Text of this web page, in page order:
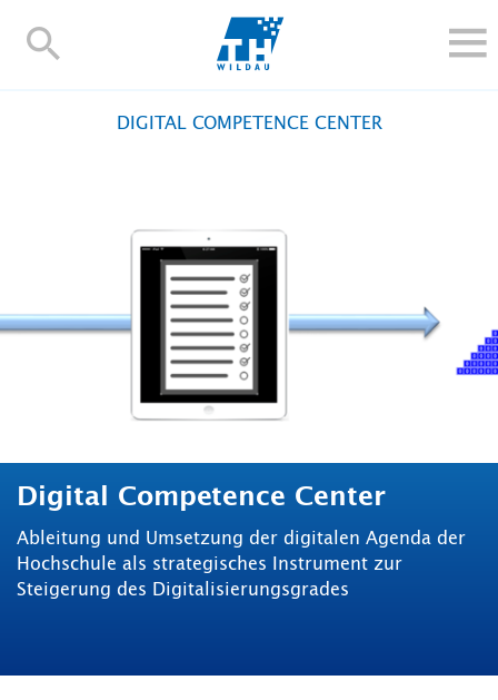
TH-
HOCHSCHULE
INTERNATIONAL
BESCHÄFTIGTE
Kontakt und Anfahrt
TH Online-Portal Personensuche
DIGITAL COMPETENCE CENTER
Digital Competence Center
Ableitung und Umsetzung der digitalen Agenda der
Hochschule als strategisches Instrument zur
Steigerung des Digitalisierungsgrades